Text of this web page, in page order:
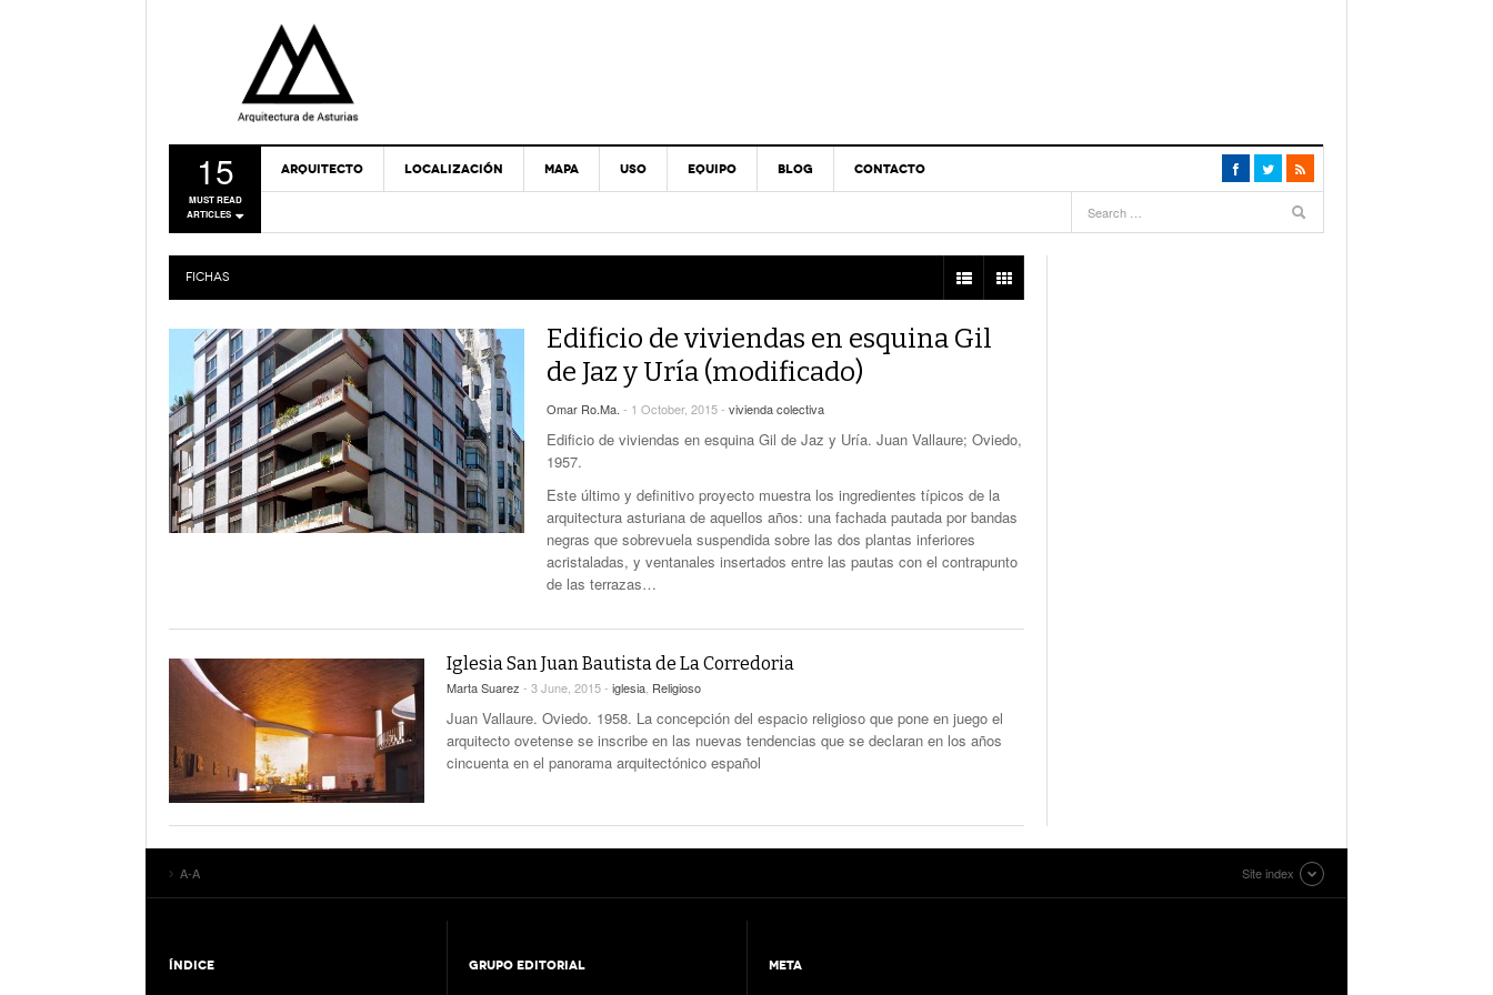
15
MUST READ
ARTICLES
ARQUITECTO LOCALIZACIÓN MAPA USO EQUIPO BLOG CONTACTO
FICHAS
Edificio de viviendas en esquina Gil
de Jaz y Uría (modificado)
Omar Ro.Ma. - 1 October, 2015 - vivienda colectiva
Edificio de viviendas en esquina Gil de Jaz y Uría. Juan Vallaure; Oviedo,
1957.
Este último y definitivo proyecto muestra los ingredientes típicos de la
arquitectura asturiana de aquellos años: una fachada pautada por bandas
negras que sobrevuela suspendida sobre las dos plantas inferiores
acristaladas, y ventanales insertados entre las pautas con el contrapunto
de las terrazas…
Iglesia San Juan Bautista de La Corredoria
Marta Suarez - 3 June, 2015 - iglesia Religioso
Juan Vallaure. Oviedo. 1958. La concepción del espacio religioso que pone en juego el
arquitecto ovetense se inscribe en las nuevas tendencias que se declaran en los años
cincuenta en el panorama arquitectónico español
A-A Site index
ÍNDICE GRUPO EDITORIAL META